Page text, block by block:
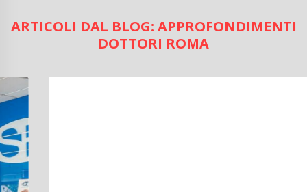
ARTICOLI DAL BLOG: APPROFONDIMENTI
DOTTORI ROMA